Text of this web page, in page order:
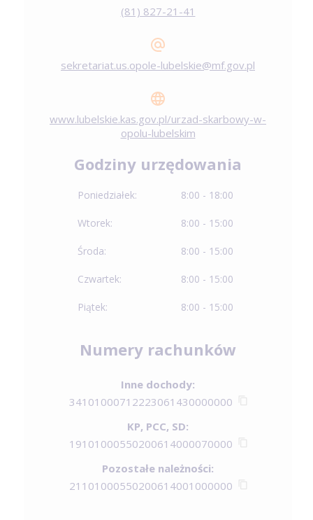
(81) 827-21-41
sekretariat.us.opole-lubelskie@mf.gov.pl
www.lubelskie.kas.gov.pl/urzad-skarbowy-w-
opolu-lubelskim
Godziny urzędowania
Poniedziałek: 8:00 - 18:00
Wtorek: 8:00 - 15:00
Środa: 8:00 - 15:00
Czwartek: 8:00 - 15:00
Piątek: 8:00 - 15:00
Numery rachunków
Inne dochody:
34101000712223061430000000
KP, PCC, SD:
19101000550200614000070000
Pozostałe należności:
21101000550200614001000000